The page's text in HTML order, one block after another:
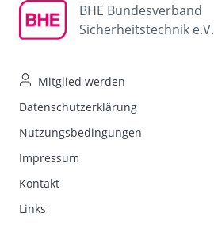
BHE Bundesverband
Sicherheitstechnik e.V.
Mitglied werden
Datenschutzerklärung
Nutzungsbedingungen
Impressum
Kontakt
Links